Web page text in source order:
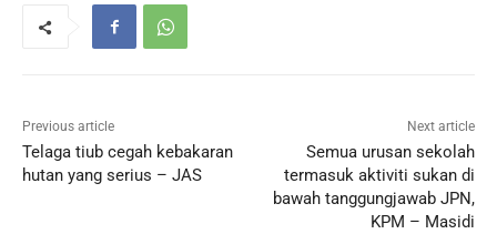
Previous article
Telaga tiub cegah kebakaran
hutan yang serius – JAS
Next article
Semua urusan sekolah
termasuk aktiviti sukan di
bawah tanggungjawab JPN,
KPM – Masidi